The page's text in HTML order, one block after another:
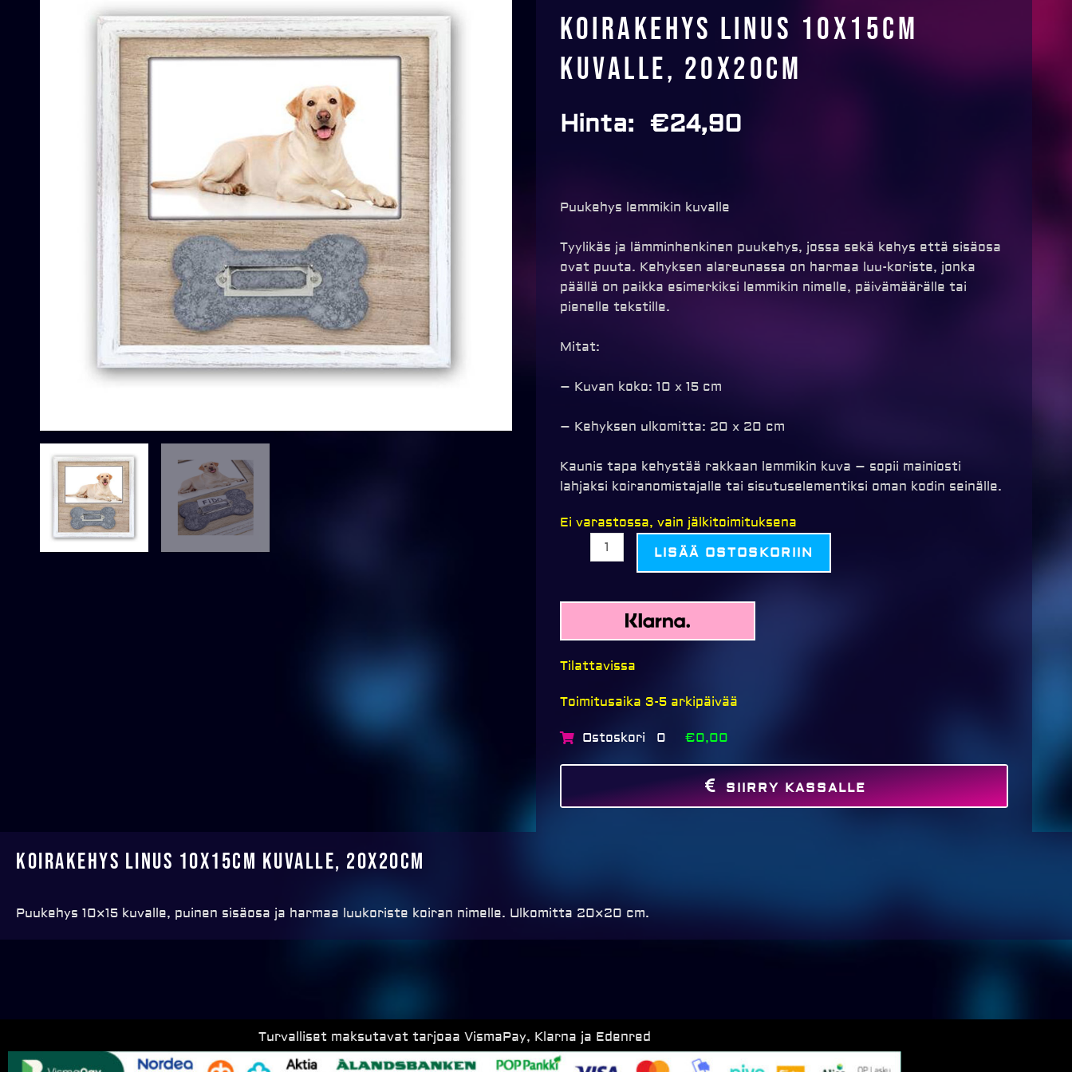
Koirakehys Linus 10x15cm
kuvalle, 20x20cm
Hinta: €24,90
Puukehys lemmikin kuvalle
Tyylikäs ja lämminhenkinen puukehys, jossa sekä kehys että sisäosa
ovat puuta. Kehyksen alareunassa on harmaa luu-koriste, jonka
päällä on paikka esimerkiksi lemmikin nimelle, päivämäärälle tai
pienelle tekstille.
Mitat:
– Kuvan koko: 10 x 15 cm
– Kehyksen ulkomitta: 20 x 20 cm
Kaunis tapa kehystää rakkaan lemmikin kuva – sopii mainiosti
lahjaksi koiranomistajalle tai sisutuselementiksi oman kodin seinälle.
Ei varastossa, vain jälkitoimituksena
Koirakehys
10x15cm
20x20cm
LISÄÄ OSTOSKORIIN
Tilattavissa
Toimitusaika 3-5 arkipäivää
Ostoskori 0 €0,00
SIIRRY KASSALLE
Koirakehys Linus 10x15cm kuvalle, 20x20cm
Puukehys 10×15 kuvalle, puinen sisäosa ja harmaa luukoriste koiran nimelle. Ulkomitta 20×20 cm.
Turvalliset maksutavat tarjoaa VismaPay, Klarna ja Edenred